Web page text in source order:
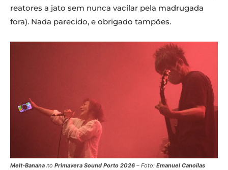
reatores a jato sem nunca vacilar pela madrugada
fora). Nada parecido, e obrigado tampões.
Melt-Banana no Primavera Sound Porto 2026 – Foto: Emanuel Canoilas